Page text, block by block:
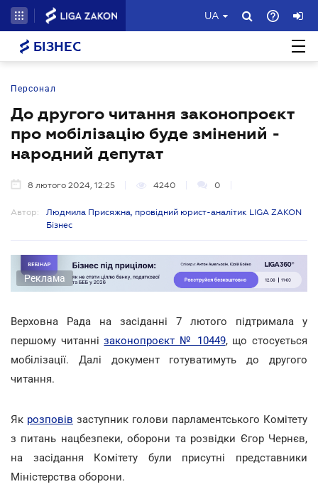
UA
БІЗНЕС
Персонал
До другого читання законопроєкт
про мобілізацію буде змінений -
народний депутат
8 лютого 2024, 12:25 4240 0
Автор:
Людмила Присяжна, провідний юрист-аналітик LIGA ZAKON
Бізнес
Реклама
Верховна Рада на засіданні 7 лютого підтримала у
першому читаннізаконопроєкт № 10449, що стосується
мобілізації. Далі документ готуватимуть до другого
читання.
Як розповів заступник голови парламентського Комітету
з питань нацбезпеки, оборони та розвідки Єгор Чернєв,
на засідання Комітету були присутні представники
Міністерства оборони.